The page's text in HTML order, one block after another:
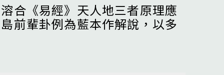
合《易經》天人地三者原理應
前輩卦例為藍本作解說，以多